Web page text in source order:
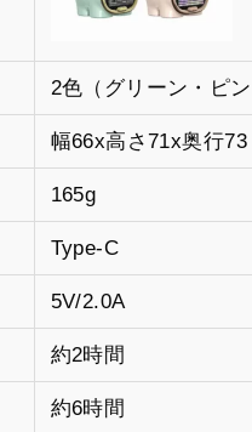
2色（グリーン・ピン
幅66x高さ71x奥行73
165g
Type-C
5V/2.0A
約2時間
約6時間